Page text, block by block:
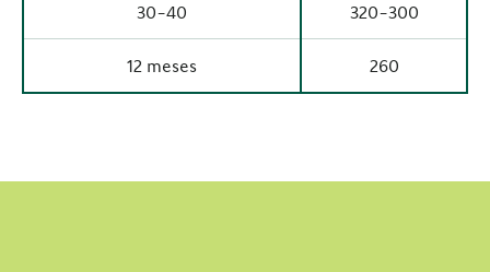
30-40 320-300
12 meses 260